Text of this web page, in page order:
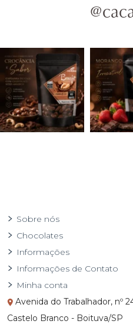
Sobre nós
Chocolates
Informações
Informações de Contato
Minha conta
Avenida do Trabalhador, nº
Castelo Branco - Boituva/SP